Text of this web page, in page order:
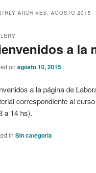
ARCHIVES: AGOSTO 2015
a la
on agosto 10, 2015
a la página de
correspondiente al
a 14 hs).
in Sin categoría